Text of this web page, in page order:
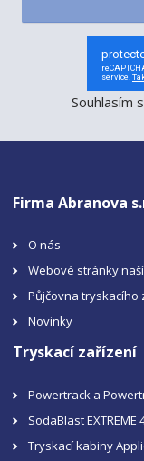
Souhlasím
Firma Abranova
O nás
Webové stránky
Půjčovna tryskacího
Novinky
Tryskací zařízení
Powertrack a
SodaBlast EXTREME
Tryskací kabiny